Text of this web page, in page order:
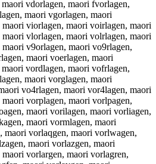
vdorlagen, maori fvorlagen,
maori vgorlagen, maori
viorlagen, maori voirlagen, maori
vlorlagen, maori volrlagen, maori
v9orlagen, maori vo9rlagen,
maori voerlagen, maori
vordlagen, maori vofrlagen,
maori vorglagen, maori
vo4rlagen, maori vor4lagen, maori
vorplagen, maori vorlpagen,
maori vorilagen, maori vorliagen,
maori vormlagen, maori
maori vorlaqgen, maori vorlwagen,
maori vorlazgen, maori
vorlargen, maori vorlagren,